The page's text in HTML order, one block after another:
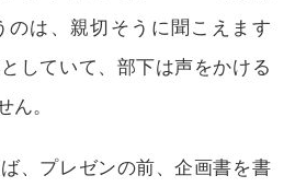
のは、親切そうに聞こえます
していて、部下は声をかける
ん。
、プレゼンの前、企画書を書